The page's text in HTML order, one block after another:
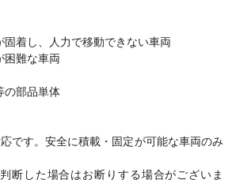
固着し、人力で移動できない車両
困難な車両
の部品単体
です。安全に積載・固定が可能な車両のみ
断した場合はお断りする場合がございま